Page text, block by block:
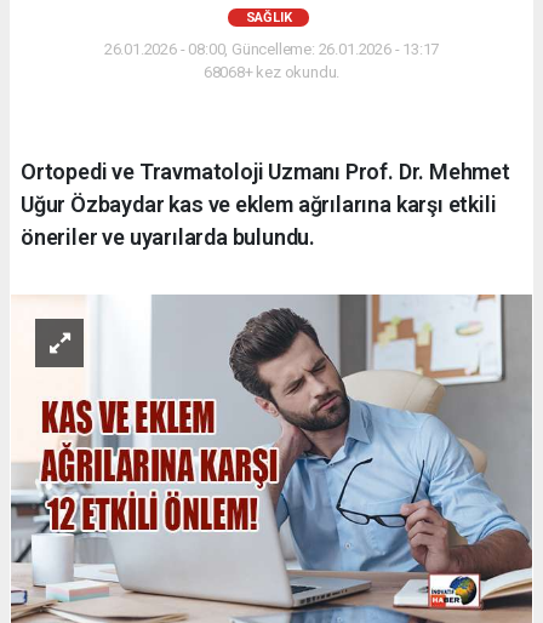
SAĞLIK
26.01.2026 - 08:00, Güncelleme: 26.01.2026 - 13:17
68068+ kez okundu.
Ortopedi ve Travmatoloji Uzmanı Prof. Dr. Mehmet
Uğur Özbaydar kas ve eklem ağrılarına karşı etkili
öneriler ve uyarılarda bulundu.